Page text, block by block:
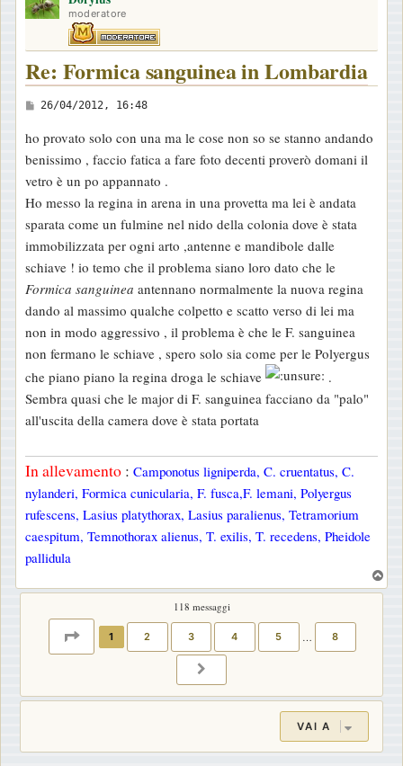
moderatore
Re: Formica sanguinea in Lombardia
M
s
s
a
g
g
i
o
26/04/2012, 16:48
ho provato solo con una ma le cose non so se stanno andando
benissimo , faccio fatica a fare foto decenti proverò domani il
vetro è un po appannato .
Ho messo la regina in arena in una provetta ma lei è andata
sparata come un fulmine nel nido della colonia dove è stata
immobilizzata per ogni arto ,antenne e mandibole dalle
schiave ! io temo che il problema siano loro dato che le
Formica sanguinea antennano normalmente la nuova regina
dando al massimo qualche colpetto e scatto verso di lei ma
non in modo aggressivo , il problema è che le F. sanguinea
non fermano le schiave , spero solo sia come per le Polyergus
che piano piano la regina droga le schiave
.
Sembra quasi che le major di F. sanguinea facciano da "palo"
all'uscita della camera dove è stata portata
In allevamento : Camponotus ligniperda, C. cruentatus, C.
nylanderi, Formica cunicularia, F. fusca,F. lemani, Polyergus
rufescens, Lasius platythorax, Lasius paralienus, Tetramorium
caespitum, Temnothorax alienus, T. exilis, T. recedens, Pheidole
pallidula
o
118 messaggi
PAGINA DI
1 2 3 4 5 … 8
VAI A